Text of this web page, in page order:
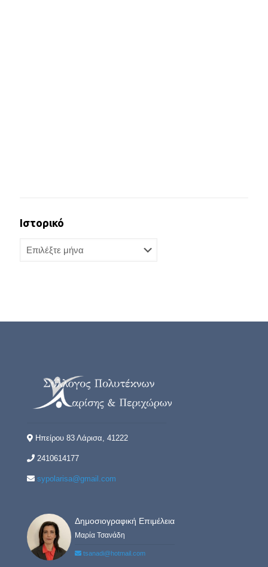
Ιστορικό
Ηπείρου 83 Λάρισα, 41222
2410614177
sypolarisa@gmail.com
Δημοσιογραφική Επιμέλεια
Μαρία Τσανάδη
tsanadi@hotmail.com